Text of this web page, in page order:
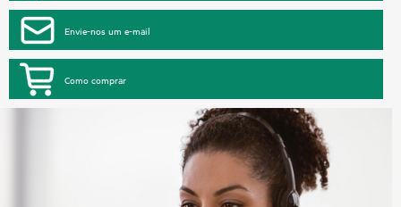
Envie-nos um e-mail
Como comprar